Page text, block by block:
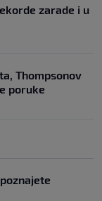
zarade i u
Thompsonov
poruke